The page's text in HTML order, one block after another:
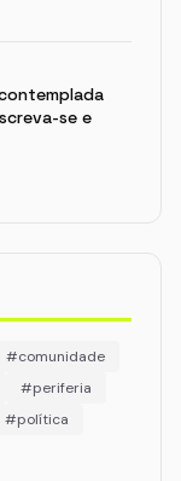
se e
#comunidade
#periferia
#política